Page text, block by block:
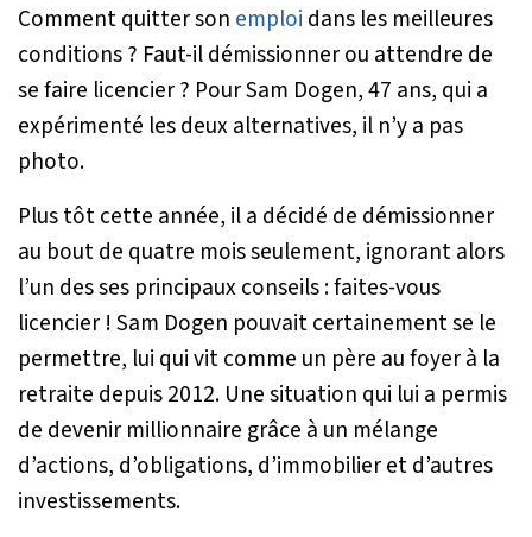
Comment quitter son emploi dans les meilleures
conditions ? Faut-il démissionner ou attendre de
se faire licencier ? Pour Sam Dogen, 47 ans, qui a
expérimenté les deux alternatives, il n’y a pas
photo.
Plus tôt cette année, il a décidé de démissionner
au bout de quatre mois seulement, ignorant alors
l’un des ses principaux conseils : faites-vous
licencier ! Sam Dogen pouvait certainement se le
permettre, lui qui vit comme un père au foyer à la
retraite depuis 2012. Une situation qui lui a permis
de devenir millionnaire grâce à un mélange
d’actions, d’obligations, d’immobilier et d’autres
investissements.